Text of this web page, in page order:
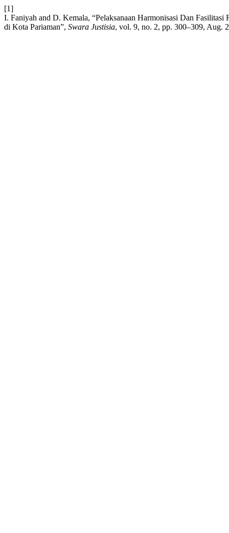
[1]
I. Faniyah and D. Kemala, “Pelaksanaan Harmonisasi Dan
di Kota Pariaman”, Swara Justisia, vol. 9, no. 2, pp. 300–309, Aug.